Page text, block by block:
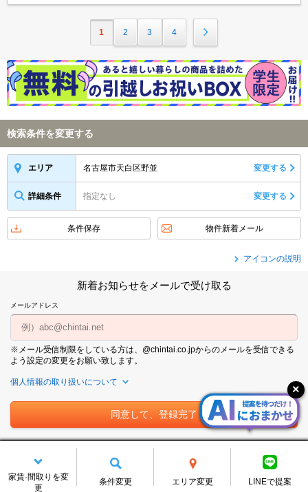
1 2 3 4
家賃·間取りを変
更
条件変更 エリア変更 LINEで提案
検索条件を変更する
エリア 名古屋市天白区野並 変更する
詳細条件 指定なし 変更する
条件保存 物件新着メール
アイコンの説明
新着お知らせをメールで受け取る
メールアドレス
※メール受信制限をしている方は、@chintai.co.jpからのメールを受信できる
よう設定の変更をお願い致します。
個人情報の取り扱いについて
名古屋市天白区野並周辺の賃貸物件をテーマ・特集・間取りから探
すべての特集を見る